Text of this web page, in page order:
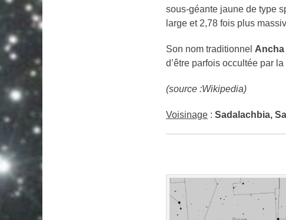
sous-géante jaune de type
large et 2,78 fois plus
Son nom traditionnel Ancha
d’être parfois occultée par la
(source :Wikipedia)
Voisinage : Sadalachbia,